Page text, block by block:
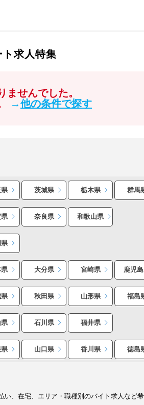
求人特集
ませんでした。
→他の条件で探す
茨城県 栃木県 群馬
奈良県 和歌山県
大分県 宮崎県 鹿児
秋田県 山形県 福島
石川県 福井県
山口県 香川県 徳島
、在宅、エリア・職種別のバイト求人など